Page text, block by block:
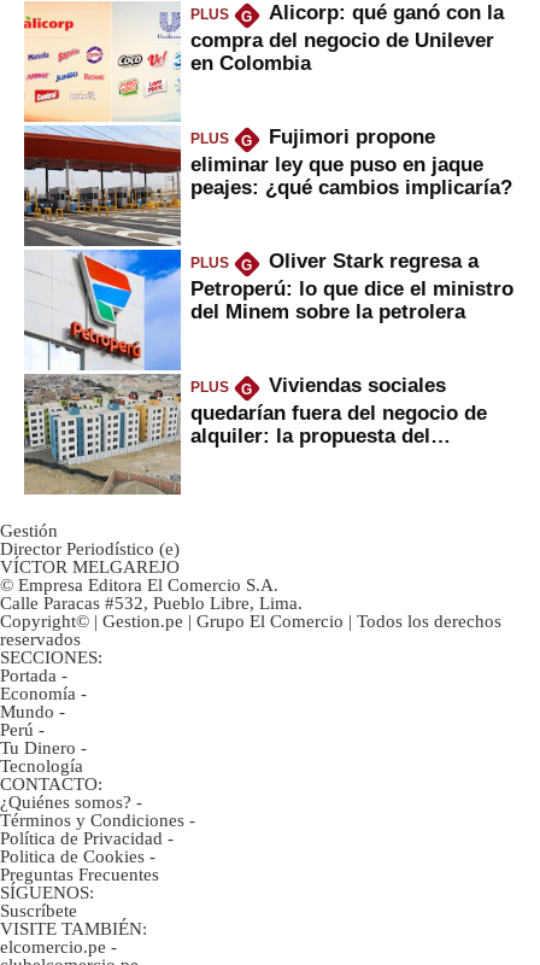
PLUS G
Alicorp: qué ganó con la
compra del negocio de Unilever
en Colombia
PLUS G
Fujimori propone
eliminar ley que puso en jaque
peajes: ¿qué cambios implicaría?
PLUS G
Oliver Stark regresa a
Petroperú: lo que dice el ministro
del Minem sobre la petrolera
PLUS G
Viviendas sociales
quedarían fuera del negocio de
alquiler: la propuesta del
Gestión
Director Periodístico (e)
VÍCTOR MELGAREJO
© Empresa Editora El Comercio S.A.
Calle Paracas #532, Pueblo Libre, Lima.
Copyright© | Gestion.pe | Grupo El Comercio | Todos los derechos
reservados
SECCIONES:
Portada -
Economía -
Mundo -
Perú -
Tu Dinero -
Tecnología
CONTACTO:
¿Quiénes somos? -
Términos y Condiciones -
Política de Privacidad -
Politica de Cookies -
Preguntas Frecuentes
SÍGUENOS:
Suscríbete
VISITE TAMBIÉN:
elcomercio.pe -